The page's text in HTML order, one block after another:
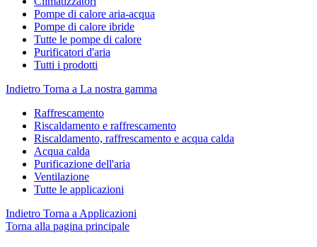
Pompe di calore aria-acqua
Pompe di calore ibride
Tutte le pompe di calore
Purificatori d'aria
Tutti i prodotti
Indietro Torna a La nostra gamma
Raffrescamento
Riscaldamento e raffrescamento
Riscaldamento, raffrescamento e acqua calda
Acqua calda
Purificazione dell'aria
Ventilazione
Tutte le applicazioni
Indietro Torna a Applicazioni
Torna alla pagina principale